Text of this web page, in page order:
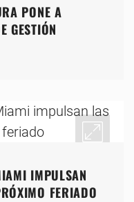
PONE A
GESTIÓN
IMPULSAN
FERIADO